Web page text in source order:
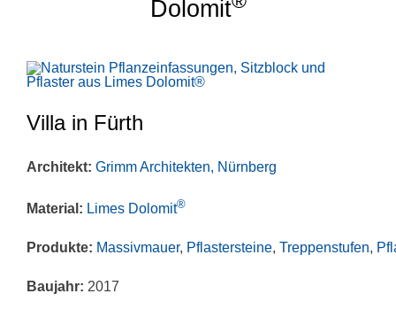
Dolomit
Villa in Fürth
Architekt: Grimm Architekten, Nürnberg
Material: Limes Dolomit®
Produkte: Massivmauer, Pflastersteine, Treppenstufen,
Baujahr: 2017